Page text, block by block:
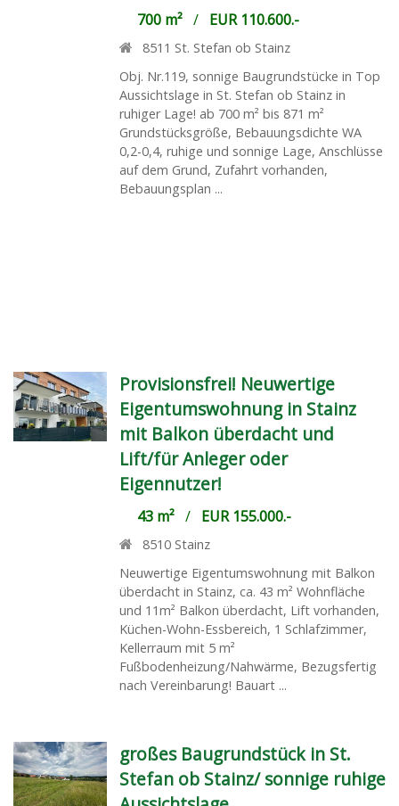
700 m²/ EUR 110.600.-
8511 St. Stefan ob Stainz
Obj. Nr.119, sonnige Baugrundstücke in Top
Aussichtslage in St. Stefan ob Stainz in
ruhiger Lage! ab 700 m² bis 871 m²
Grundstücksgröße, Bebauungsdichte WA
0,2-0,4, ruhige und sonnige Lage, Anschlüsse
auf dem Grund, Zufahrt vorhanden,
Bebauungsplan ...
Provisionsfrei! Neuwertige
Eigentumswohnung in Stainz
mit Balkon überdacht und
Lift/für Anleger oder
Eigennutzer!
43 m²/ EUR 155.000.-
8510 Stainz
Neuwertige Eigentumswohnung mit Balkon
überdacht in Stainz, ca. 43 m² Wohnfläche
und 11m² Balkon überdacht, Lift vorhanden,
Küchen-Wohn-Essbereich, 1 Schlafzimmer,
Kellerraum mit 5 m²
Fußbodenheizung/Nahwärme, Bezugsfertig
nach Vereinbarung! Bauart ...
großes Baugrundstück in St.
Stefan ob Stainz/ sonnige ruhige